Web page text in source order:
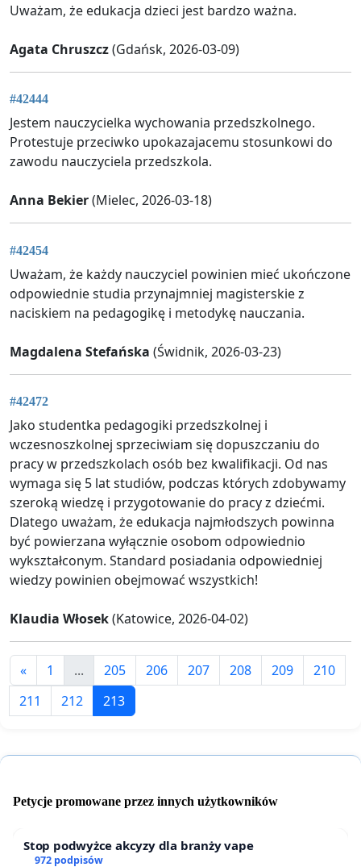
Uważam, że edukacja dzieci jest bardzo ważna.
Agata Chruszcz(Gdańsk, 2026-03-09)
#42444
Jestem nauczycielka wychowania przedszkolnego.
Protestuje przeciwko upokazajacemu stosunkowi do
zawodu nauczyciela przedszkola.
Anna Bekier(Mielec, 2026-03-18)
#42454
Uważam, że każdy nauczyciel powinien mieć ukończone
odpowiednie studia przynajmniej magisterskie z
naciskiem na pedagogikę i metodykę nauczania.
Magdalena Stefańska (Świdnik, 2026-03-23)
#42472
Jako studentka pedagogiki przedszkolnej i
wczesnoszkolnej sprzeciwiam się dopuszczaniu do
pracy w przedszkolach osób bez kwalifikacji. Od nas
wymaga się 5 lat studiów, podczas których zdobywamy
szeroką wiedzę i przygotowanie do pracy z dziećmi.
Dlatego uważam, że edukacja najmłodszych powinna
być powierzana wyłącznie osobom odpowiednio
wykształconym. Standard posiadania odpowiedniej
wiedzy powinien obejmować wszystkich!
Klaudia Włosek(Katowice, 2026-04-02)
« 1 ... 205 206 207 208 209
210
211
212 213
Petycje promowane przez innych użytkowników
Stop podwyżce akcyzy dla branży vape
972 podpisów